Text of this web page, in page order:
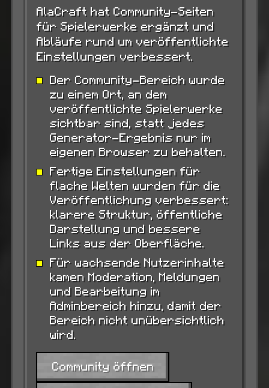
AlaCraft hat Community-Seiten
für Spielerwerke ergänzt und
Abläufe rund um veröffentlichte
Einstellungen verbessert.
Der Community-Bereich wurde
zu einem Ort, an dem
veröffentlichte Spielerwerke
sichtbar sind, statt jedes
Generator-Ergebnis nur im
eigenen Browser zu behalten.
Fertige Einstellungen für
flache Welten wurden für die
Veröffentlichung verbessert:
klarere Struktur, öffentliche
Darstellung und bessere
Links aus der Oberfläche.
Für wachsende Nutzerinhalte
kamen Moderation, Meldungen
und Bearbeitung im
Adminbereich hinzu, damit der
Bereich nicht unübersichtlich
wird.
Community öffnen